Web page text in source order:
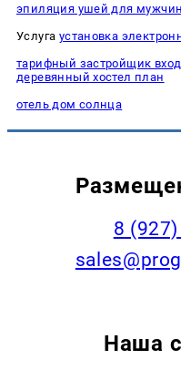
эпиляция ушей для мужчин
Услуга установка
тарифный застройщик
деревянный хостел план
отель дом солнца
8
Наша